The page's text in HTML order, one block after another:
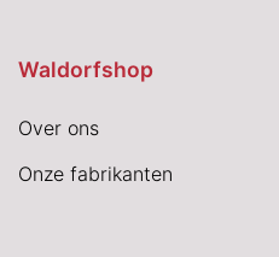
Waldorfshop
Over ons
Onze fabrikanten